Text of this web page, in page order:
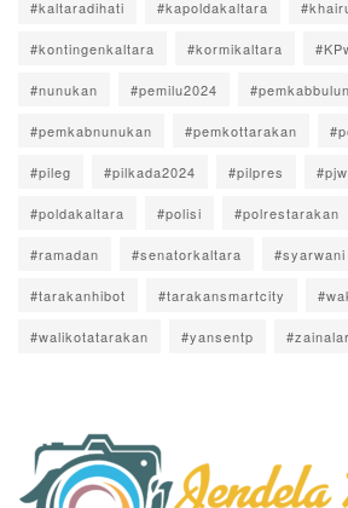
#kaltaradihati #kapoldakaltara
#kontingenkaltara #kormikaltara
#nunukan #pemilu2024
#pemkabnunukan #pemkottarakan
#pileg #pilkada2024 #pilpres
#poldakaltara #polisi #polrestarakan
#ramadan #senatorkaltara #syarwani
#tarakanhibot #tarakansmartcity
#walikotatarakan #yansentp